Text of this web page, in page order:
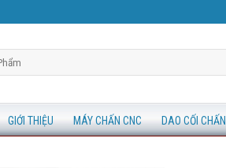
GIỚI THIỆU MÁY CHẤN CNC DAO CỐI CHẤN